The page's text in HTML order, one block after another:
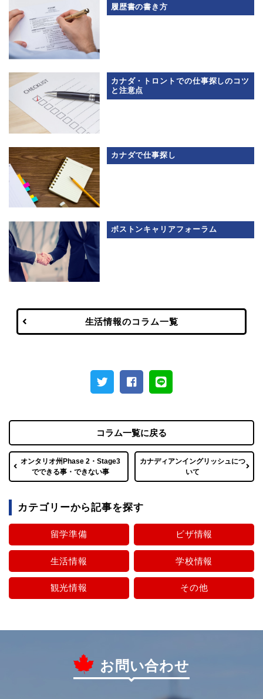
履歴書の書き方
カナダ・トロントでの仕事探しのコツ
と注意点
カナダで仕事探し
ボストンキャリアフォーラム
生活情報のコラム一覧
オンタリオ州Phase 2・Stage3
でできる事・できない事
コラム一覧に戻る
カナディアンイングリッシュにつ
いて
カテゴリーから記事を探す
留学準備 ビザ情報
生活情報 学校情報
観光情報 その他
お問い合わせ